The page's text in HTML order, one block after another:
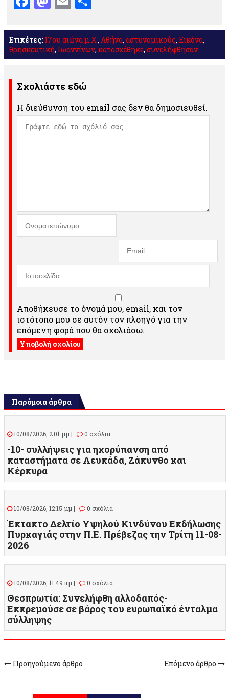
Ετικέτες: 17ου αιώνα μ.Χ., Αθήνα, αστυνομικούς, Εικόνα,
θρησκευτική, Ιωαννίνων, κατασχέθηκε, συνελήφθησαν
Σχολιάστε εδώ
Η διεύθυνση του email σας δεν θα δημοσιευθεί.
Αποθήκευσε το όνομά μου, email, και τον
ιστότοπο μου σε αυτόν τον πλοηγό για την
επόμενη φορά που θα σχολιάσω.
Παρόμοια άρθρα
10/08/2026, 2:01 μμ | 0 σχόλια
-10- συλλήψεις για ηχορύπανση από
καταστήματα σε Λευκάδα, Ζάκυνθο και
Κέρκυρα
10/08/2026, 12:15 μμ | 0 σχόλια
Έκτακτο Δελτίο Υψηλού Κινδύνου Εκδήλωσης
Πυρκαγιάς στην Π.Ε. Πρέβεζας την Τρίτη 11-08-
2026
10/08/2026, 11:49 πμ | 0 σχόλια
Θεσπρωτία: Συνελήφθη αλλοδαπός-
Εκκρεμούσε σε βάρος του ευρωπαϊκό ένταλμα
σύλληψης
Προηγούμενο άρθρο Επόμενο άρθρο